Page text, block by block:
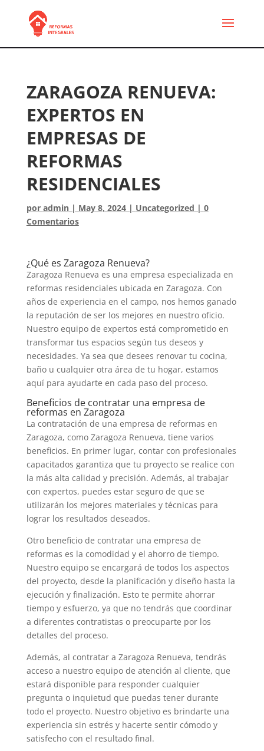
ZARAGOZA RENUEVA:
EXPERTOS EN
EMPRESAS DE
REFORMAS
RESIDENCIALES
por admin| May 8, 2024| Uncategorized | 0
Comentarios
¿Qué es Zaragoza Renueva?
Zaragoza Renueva es una empresa especializada en
reformas residenciales ubicada en Zaragoza. Con
años de experiencia en el campo, nos hemos ganado
la reputación de ser los mejores en nuestro oficio.
Nuestro equipo de expertos está comprometido en
transformar tus espacios según tus deseos y
necesidades. Ya sea que desees renovar tu cocina,
baño u cualquier otra área de tu hogar, estamos
aquí para ayudarte en cada paso del proceso.
Beneficios de contratar una empresa de
reformas en Zaragoza
La contratación de una empresa de reformas en
Zaragoza, como Zaragoza Renueva, tiene varios
beneficios. En primer lugar, contar con profesionales
capacitados garantiza que tu proyecto se realice con
la más alta calidad y precisión. Además, al trabajar
con expertos, puedes estar seguro de que se
utilizarán los mejores materiales y técnicas para
lograr los resultados deseados.
Otro beneficio de contratar una empresa de
reformas es la comodidad y el ahorro de tiempo.
Nuestro equipo se encargará de todos los aspectos
del proyecto, desde la planificación y diseño hasta la
ejecución y finalización. Esto te permite ahorrar
tiempo y esfuerzo, ya que no tendrás que coordinar
a diferentes contratistas o preocuparte por los
detalles del proceso.
Además, al contratar a Zaragoza Renueva, tendrás
acceso a nuestro equipo de atención al cliente, que
estará disponible para responder cualquier
pregunta o inquietud que puedas tener durante
todo el proyecto. Nuestro objetivo es brindarte una
experiencia sin estrés y hacerte sentir cómodo y
satisfecho con el resultado final.